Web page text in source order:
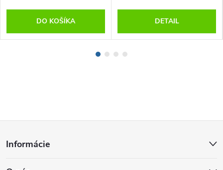
DO KOŠÍKA DETAIL
Informácie